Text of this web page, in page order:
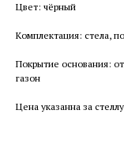
Цвет: чёрный
Комплектация: стела,
Покрытие основания:
газон
Цена указанна за стеллу